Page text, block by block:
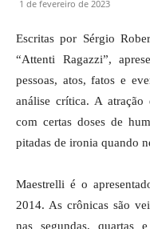
1 de fevereiro de 2023
Escritas por Sérgio
“Attenti Ragazzi”,
pessoas, atos, fatos e
análise crítica. A atração
com certas doses de
pitadas de ironia quando
Maestrelli é o
2014. As crônicas são
nas segundas, quartas